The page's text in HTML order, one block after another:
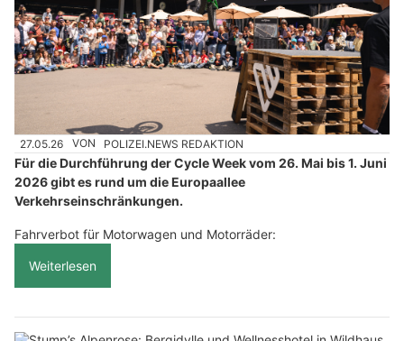
27.05.26 VON POLIZEI.NEWS REDAKTION
Für die Durchführung der Cycle Week vom 26. Mai bis 1. Juni
2026 gibt es rund um die Europaallee
Verkehrseinschränkungen.
Fahrverbot für Motorwagen und Motorräder:
Weiterlesen